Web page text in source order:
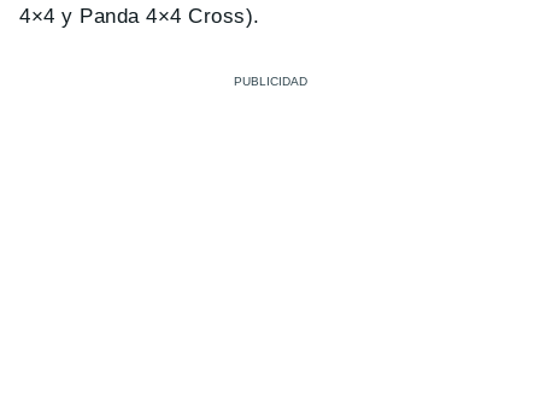
4×4 y Panda 4×4 Cross).